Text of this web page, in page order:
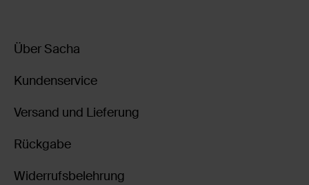
Über Sacha
Kundenservice
Versand und Lieferung
Rückgabe
Widerrufsbelehrung